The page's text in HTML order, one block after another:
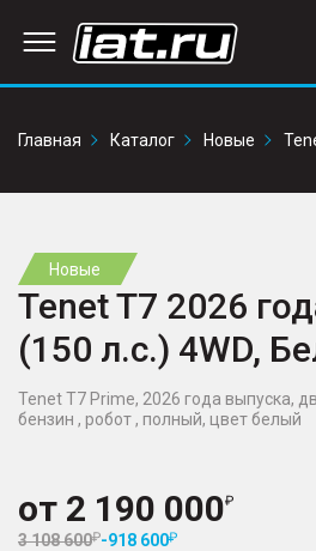
Главная
Каталог Новые
Новые
Tenet T7 2026
(150 л.с.) 4WD,
Tenet T7 Prime, 2026 года выпуска,
бензин , робот , полный, цвет белый
от 2 190 000
3 108 600 -918 600